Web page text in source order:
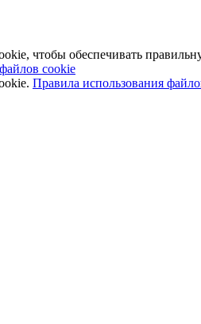
чтобы обеспечивать
cookie
Правила использования